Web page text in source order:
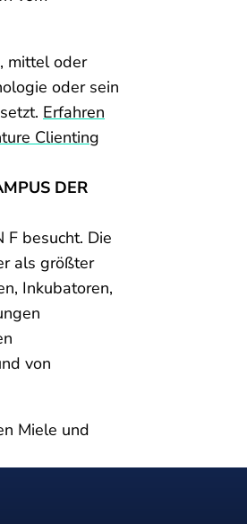
mittel oder
oder sein
Erfahren
Clienting
DER W
F besucht. Die
als größter
Inkubatoren,
von
Miele und